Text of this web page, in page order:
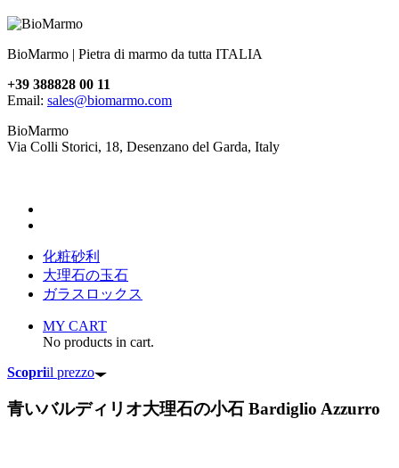
BioMarmo | Pietra di marmo da tutta ITALIA
+39 388828 00 11
Email: sales@biomarmo.com
BioMarmo
Via Colli Storici, 18, Desenzano del Garda, Italy
化粧砂利
大理石の玉石
ガラスロックス
MY CART
No products in cart.
Scopriil prezzo
青いバルディリオ大理石の小石 Bardiglio Azzurro